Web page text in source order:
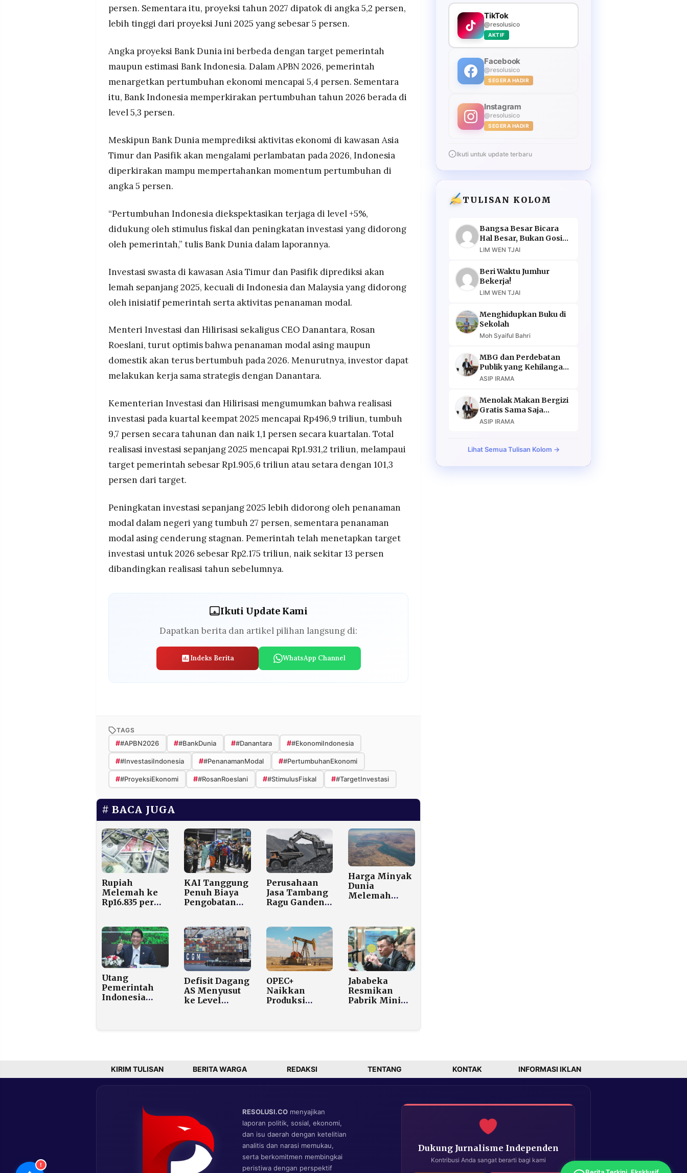
persen. Sementara itu, proyeksi tahun 2027 dipatok di angka 5,2 persen,
lebih tinggi dari proyeksi Juni 2025 yang sebesar 5 persen.
Angka proyeksi Bank Dunia ini berbeda dengan target pemerintah
maupun estimasi Bank Indonesia. Dalam APBN 2026, pemerintah
menargetkan pertumbuhan ekonomi mencapai 5,4 persen. Sementara
itu, Bank Indonesia memperkirakan pertumbuhan tahun 2026 berada di
level 5,3 persen.
Meskipun Bank Dunia memprediksi aktivitas ekonomi di kawasan Asia
Timur dan Pasifik akan mengalami perlambatan pada 2026, Indonesia
diperkirakan mampu mempertahankan momentum pertumbuhan di
angka 5 persen.
“Pertumbuhan Indonesia diekspektasikan terjaga di level +5%,
didukung oleh stimulus fiskal dan peningkatan investasi yang didorong
oleh pemerintah,” tulis Bank Dunia dalam laporannya.
Investasi swasta di kawasan Asia Timur dan Pasifik diprediksi akan
lemah sepanjang 2025, kecuali di Indonesia dan Malaysia yang didorong
oleh inisiatif pemerintah serta aktivitas penanaman modal.
Menteri Investasi dan Hilirisasi sekaligus CEO Danantara, Rosan
Roeslani, turut optimis bahwa penanaman modal asing maupun
domestik akan terus bertumbuh pada 2026. Menurutnya, investor dapat
melakukan kerja sama strategis dengan Danantara.
Kementerian Investasi dan Hilirisasi mengumumkan bahwa realisasi
investasi pada kuartal keempat 2025 mencapai Rp496,9 triliun, tumbuh
9,7 persen secara tahunan dan naik 1,1 persen secara kuartalan. Total
realisasi investasi sepanjang 2025 mencapai Rp1.931,2 triliun, melampaui
target pemerintah sebesar Rp1.905,6 triliun atau setara dengan 101,3
persen dari target.
Peningkatan investasi sepanjang 2025 lebih didorong oleh penanaman
modal dalam negeri yang tumbuh 27 persen, sementara penanaman
modal asing cenderung stagnan. Pemerintah telah menetapkan target
investasi untuk 2026 sebesar Rp2.175 triliun, naik sekitar 13 persen
dibandingkan realisasi tahun sebelumnya.
Ikuti Update Kami
Dapatkan berita dan artikel pilihan langsung di:
Indeks Berita WhatsApp Channel
TAGS
##APBN2026 ##BankDunia ##Danantara ##EkonomiIndonesia
##InvestasiIndonesia ##PenanamanModal ##PertumbuhanEkonomi
##ProyeksiEkonomi ##RosanRoeslani ##StimulusFiskal ##TargetInvestasi
BACA JUGA
Rupiah
Melemah ke
Rp16.835 per
Selasa,
Tertekan Data
Ekonomi AS
dan Ancaman
Tarif Trump
KAI Tanggung
Penuh Biaya
Pengobatan
Korban
Tabrakan
Kereta di
Bekasi Timur
Perusahaan
Jasa Tambang
Ragu Gandeng
Berisiko Rugi
Harga Minyak
Dunia
Melemah
Selat Hormuz
Memanas
Utang
Pemerintah
Indonesia
Defisit Dagang
AS Menyusut
ke Level
OPEC+
Naikkan
Produksi
Bulan Ini
Jababeka
Resmikan
Pabrik Mini
TikTok
@resolusico
AKTIF
Facebook
@resolusico
SEGERA HADIR
Instagram
@resolusico
SEGERA HADIR
Ikuti untuk update terbaru
TULISAN KOLOM
Bangsa Besar Bicara
Hal Besar, Bukan Gosip
Murahan
LIM WEN TJAI
Beri Waktu Jumhur
Bekerja!
LIM WEN TJAI
Menghidupkan Buku di
Sekolah
Moh Syaiful Bahri
MBG dan Perdebatan
Publik yang Kehilangan
Argumen
ASIP IRAMA
Menolak Makan Bergizi
Gratis Sama Saja
Menolak Masa Depan
ASIP IRAMA
Lihat Semua Tulisan Kolom →
KIRIM TULISAN BERITA WARGA REDAKSI TENTANG KONTAK INFORMASI IKLAN
RESOLUSI.CO menyajikan
laporan politik, sosial, ekonomi,
dan isu daerah dengan ketelitian
analitis dan narasi memukau,
serta berkomitmen membingkai
peristiwa dengan perspektif
Dukung Jurnalisme Independen
Kontribusi Anda sangat berarti bagi kami
!